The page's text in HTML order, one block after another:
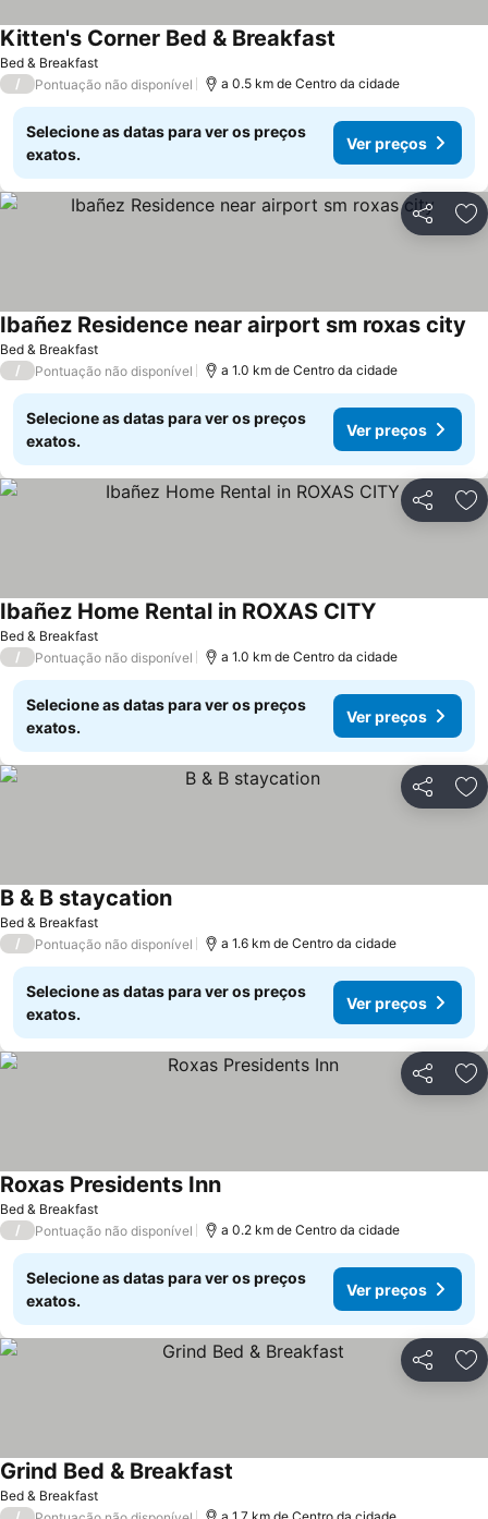
Bed & Breakfast
Kitten's Corner Bed & Breakfast
/ Pontuação não disponível a 0.5 km de Centro da cidade
Selecione as datas para ver os preços
exatos.
Ver preços
Partilhar
Bed & Breakfast
Ibañez Residence near airport sm roxas city
/ Pontuação não disponível a 1.0 km de Centro da cidade
Selecione as datas para ver os preços
exatos.
Ver preços
Partilhar
Bed & Breakfast
Ibañez Home Rental in ROXAS CITY
/ Pontuação não disponível a 1.0 km de Centro da cidade
Selecione as datas para ver os preços
exatos.
Ver preços
Partilhar
Bed & Breakfast
B & B staycation
/ Pontuação não disponível a 1.6 km de Centro da cidade
Selecione as datas para ver os preços
exatos.
Ver preços
Partilhar
Bed & Breakfast
Roxas Presidents Inn
/ Pontuação não disponível a 0.2 km de Centro da cidade
Selecione as datas para ver os preços
exatos.
Ver preços
Partilhar
Bed & Breakfast
Grind Bed & Breakfast